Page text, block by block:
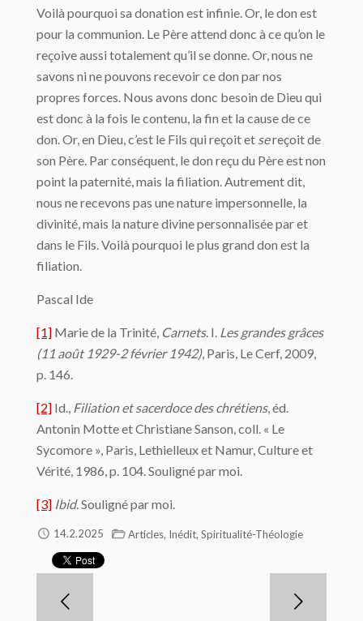
Voilà pourquoi sa donation est infinie. Or, le don est
pour la communion. Le Père attend donc à ce qu’on le
reçoive aussi totalement qu’il se donne. Or, nous ne
savons ni ne pouvons recevoir ce don par nos
propres forces. Nous avons donc besoin de Dieu qui
est donc à la fois le contenu, la fin et la cause de ce
don. Or, en Dieu, c’est le Fils qui reçoit et sereçoit de
son Père. Par conséquent, le don reçu du Père est non
point la paternité, mais la filiation. Autrement dit,
nous ne recevons pas une nature impersonnelle, la
divinité, mais la nature divine personnalisée par et
dans le Fils. Voilà pourquoi le plus grand don est la
filiation.
Pascal Ide
[1] Marie de la Trinité, Carnets. I. Les grandes grâces
(11 août 1929-2 février 1942), Paris, Le Cerf, 2009,
p. 146.
[2] Id., Filiation et sacerdoce des chrétiens, éd.
Antonin Motte et Christiane Sanson, coll. « Le
Sycomore », Paris, Lethielleux et Namur, Culture et
Vérité, 1986, p. 104. Souligné par moi.
[3] Ibid. Souligné par moi.
14.2.2025 Articles, Inédit, Spiritualité-Théologie